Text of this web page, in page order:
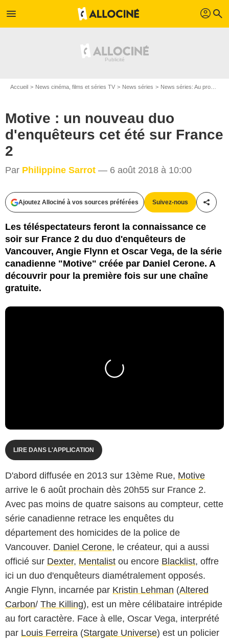
menu profil search
Accueil News cinéma, films et séries TV News séries News séries: Au programme
Motive : un nouveau duo
d'enquêteurs cet été sur France
2
Par Philippine Sarrot — 6 août 2018 à 10:00
Ajoutez Allociné à vos sources préférées Suivez-nous
Les téléspectateurs feront la connaissance ce
soir sur France 2 du duo d'enquêteurs de
Vancouver, Angie Flynn et Oscar Vega, de la série
canadienne "Motive" créée par Daniel Cerone. A
découvrir pour la première fois sur une chaîne
gratuite.
LIRE DANS L'APPLICATION
D'abord diffusée en 2013 sur 13ème Rue, Motive
arrive le 6 août prochain dès 20h55 sur France 2.
Avec pas moins de quatre saisons au compteur, cette
série canadienne retrace les enquêtes du
département des homicides de la police de
Vancouver. Daniel Cerone, le créateur, qui a aussi
officié sur Dexter, Mentalist ou encore Blacklist, offre
ici un duo d'enquêteurs diamétralement opposés.
Angie Flynn, incarnée par Kristin Lehman (Altered
Carbon/ The Killing), est un mère célibataire intrépide
au fort caractère. Face à elle, Oscar Vega, interprété
par Louis Ferreira (Stargate Universe) est un policier